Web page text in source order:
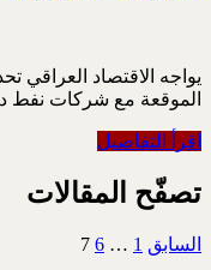
الموقعة مع شركات نفط
اقرأ التفاصيل
تصفّح المقالات
السابق 1
…
6
7